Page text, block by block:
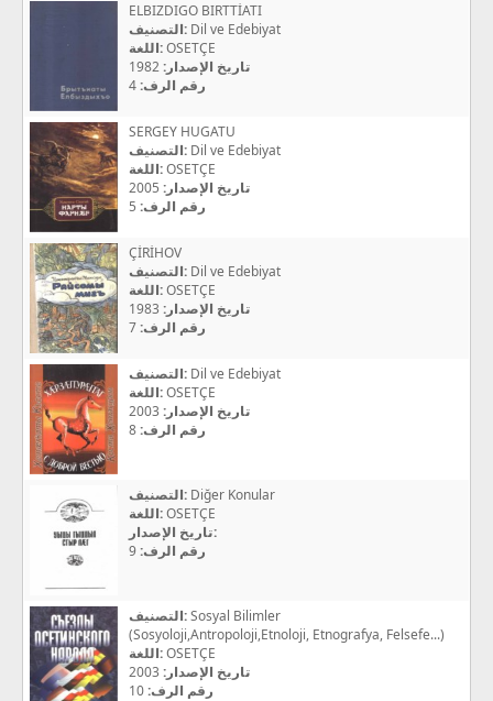
ELBIZDIGO BIRTTİATI
التصنيف: Dil ve Edebiyat
اللغة:OSETÇE
تاريخ الإصدار:
رقم الرف:
SERGEY HUGATU
التصنيف: Dil ve Edebiyat
اللغة:OSETÇE
تاريخ الإصدار:
رقم الرف:
ÇİRİHOV
التصنيف: Dil ve Edebiyat
اللغة:OSETÇE
تاريخ الإصدار:
رقم الرف:
التصنيف: Dil ve Edebiyat
اللغة:OSETÇE
تاريخ الإصدار:
رقم الرف:
التصنيف: Diğer Konular
اللغة:OSETÇE
تاريخ الإصدار:
رقم الرف:
التصنيف:Sosyal Bilimler
(Sosyoloji,Antropoloji,Etnoloji, Etnografya, Felsefe...)
اللغة:OSETÇE
تاريخ الإصدار:
رقم الرف: